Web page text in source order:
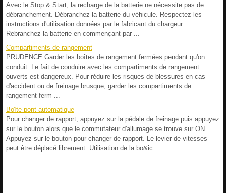
Avec le Stop & Start, la recharge de la batterie ne nécessite pas de
débranchement. Débranchez la batterie du véhicule. Respectez les
instructions d'utilisation données par le fabricant du chargeur.
Rebranchez la batterie en commençant par ...
Compartiments de rangement
PRUDENCE Garder les boîtes de rangement fermées pendant qu'on
conduit: Le fait de conduire avec les compartiments de rangement
ouverts est dangereux. Pour réduire les risques de blessures en cas
d'accident ou de freinage brusque, garder les compartiments de
rangement ferm ...
Boîte-pont automatique
Pour changer de rapport, appuyez sur la pédale de freinage puis appuyez
sur le bouton alors que le commutateur d'allumage se trouve sur ON.
Appuyez sur le bouton pour changer de rapport. Le levier de vitesses
peut être déplacé librement. Utilisation de la bo&ic ...